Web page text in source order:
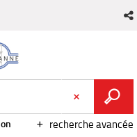
recherche avancée